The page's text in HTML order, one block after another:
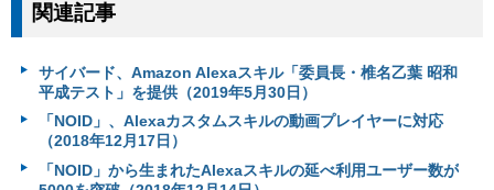
関連記事
サイバード、Amazon Alexaスキル「委員長・椎名乙葉 昭和
平成テスト」を提供（2019年5月30日）
「NOID」、Alexaカスタムスキルの動画プレイヤーに対応
（2018年12月17日）
「NOID」から生まれたAlexaスキルの延べ利用ユーザー数が